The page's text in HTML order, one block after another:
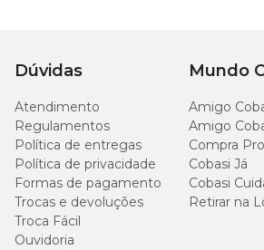
Dúvidas
Atendimento
Regulamentos
Política de entregas
Política de privacidade
Formas de pagamento
Trocas e devoluções
Troca Fácil
Ouvidoria
Mundo
Amigo
Amigo
Compra
Cobasi Já
Cobasi
Retirar na